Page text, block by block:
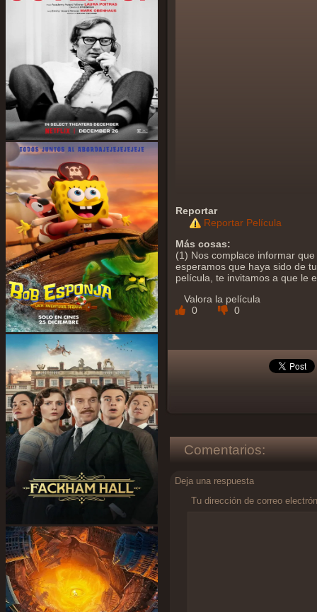
Reportar
Reportar Película
Más cosas:
(1) Nos complace informar
esperamos que haya sido de
película, te invitamos a que le
Valora la película
0
0
Comentarios:
Deja una respuesta
Tu dirección de correo